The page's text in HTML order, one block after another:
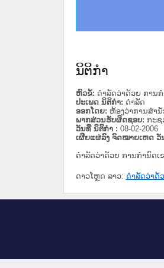
ານສະພາປະຊາຊົນ ພາກເໜືອ
ທາງລັດຖະການ
ສຳລັບ ພາກກາງ
ສຳລັບ ພາກໃຕ້
ວິທະຍາຄານຕຳຫຼວດປະຊາຊົນ
ວິທະຍາຄານສັນຕິບານປະຊາຊົນ
ຂັ້ນແຂວງພາກເໜືອ
ານສະພາປະຊາຊົນ ພາກກາງ
ນິຕິກໍາ
ຫົວຂໍ້: ດຳລັດວ່າດ້ວຍ ການ
ປະເພດ ນິຕິກໍາ: ດໍາລັດ
ອອກໂດຍ: ຫ້ອງວ່າການສຳ
ພາກສ່ວນຮັບຜິດຊອບ: ກະຊ
ວັນທີ່ ນິຕິກໍາ : 08-02-2006
ເຜີຍແຜ່ລົງ ຈົດໝາຍເຫດ ວັ
ດຳລັດວ່າດ້ວຍ ການກຳນົດ
ດາວໂຫຼດ ລາວ: ດຳລັດວ່າດ້